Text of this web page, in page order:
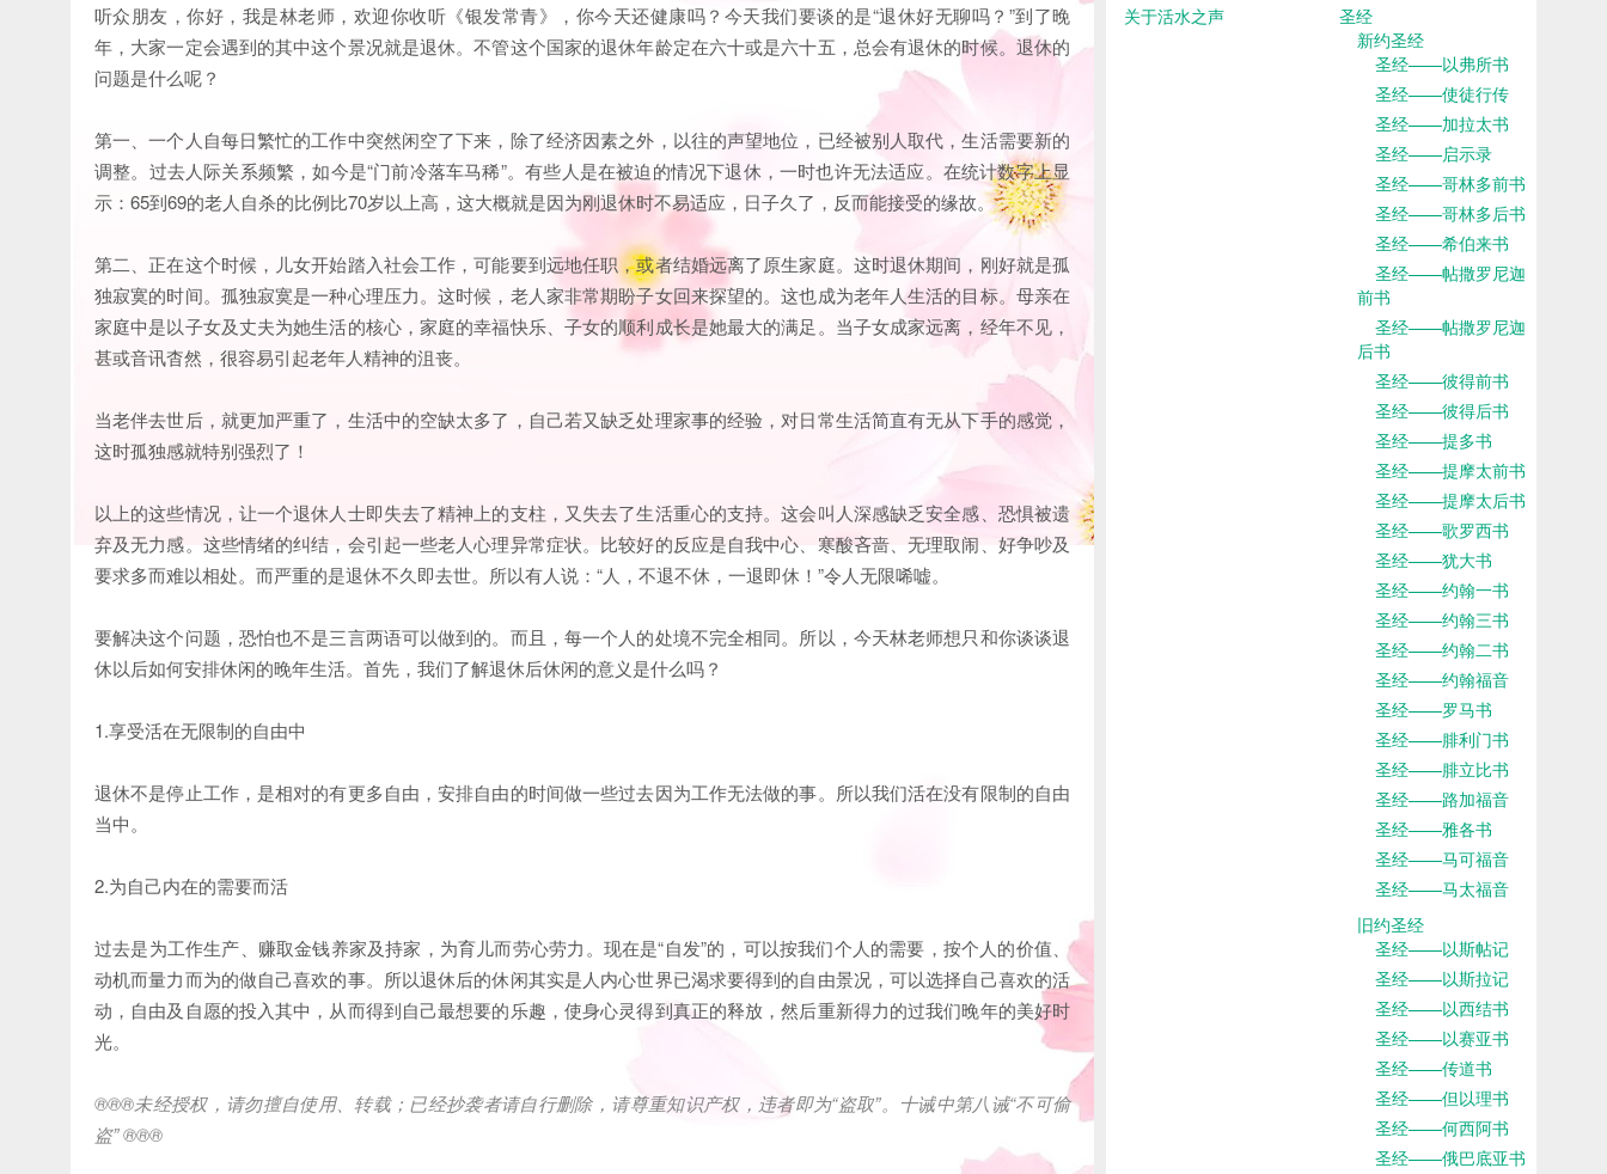
听众朋友，你好，我是林老师，欢迎你收听《银发常青》，你今天还健康吗？今天我们要谈的是“退休好无聊吗？”到了晚
年，大家一定会遇到的其中这个景况就是退休。不管这个国家的退休年龄定在六十或是六十五，总会有退休的时候。退休的
问题是什么呢？
第一、一个人自每日繁忙的工作中突然闲空了下来，除了经济因素之外，以往的声望地位，已经被别人取代，生活需要新的
调整。过去人际关系频繁，如今是“门前冷落车马稀”。有些人是在被迫的情况下退休，一时也许无法适应。在统计数字上显
示：65到69的老人自杀的比例比70岁以上高，这大概就是因为刚退休时不易适应，日子久了，反而能接受的缘故。
第二、正在这个时候，儿女开始踏入社会工作，可能要到远地任职，或者结婚远离了原生家庭。这时退休期间，刚好就是孤
独寂寞的时间。孤独寂寞是一种心理压力。这时候，老人家非常期盼子女回来探望的。这也成为老年人生活的目标。母亲在
家庭中是以子女及丈夫为她生活的核心，家庭的幸福快乐、子女的顺利成长是她最大的满足。当子女成家远离，经年不见，
甚或音讯杳然，很容易引起老年人精神的沮丧。
当老伴去世后，就更加严重了，生活中的空缺太多了，自己若又缺乏处理家事的经验，对日常生活简直有无从下手的感觉，
这时孤独感就特别强烈了！
以上的这些情况，让一个退休人士即失去了精神上的支柱，又失去了生活重心的支持。这会叫人深感缺乏安全感、恐惧被遗
弃及无力感。这些情绪的纠结，会引起一些老人心理异常症状。比较好的反应是自我中心、寒酸吝啬、无理取闹、好争吵及
要求多而难以相处。而严重的是退休不久即去世。所以有人说：“人，不退不休，一退即休！”令人无限唏嘘。
要解决这个问题，恐怕也不是三言两语可以做到的。而且，每一个人的处境不完全相同。所以，今天林老师想只和你谈谈退
休以后如何安排休闲的晚年生活。首先，我们了解退休后休闲的意义是什么吗？
1.享受活在无限制的自由中
退休不是停止工作，是相对的有更多自由，安排自由的时间做一些过去因为工作无法做的事。所以我们活在没有限制的自由
当中。
2.为自己内在的需要而活
过去是为工作生产、赚取金钱养家及持家，为育儿而劳心劳力。现在是“自发”的，可以按我们个人的需要，按个人的价值、
动机而量力而为的做自己喜欢的事。所以退休后的休闲其实是人内心世界已渴求要得到的自由景况，可以选择自己喜欢的活
动，自由及自愿的投入其中，从而得到自己最想要的乐趣，使身心灵得到真正的释放，然后重新得力的过我们晚年的美好时
光。
®®®未经授权，请勿擅自使用、转载；已经抄袭者请自行删除，请尊重知识产权，违者即为“盗取”。十诫中第八诫“不可偷
盗” ®®®
关于活水之声
圣经
新约圣经
圣经——以弗所书
圣经——使徒行传
圣经——加拉太书
圣经——启示录
圣经——哥林多前书
圣经——哥林多后书
圣经——希伯来书
圣经——帖撒罗尼迦
前书
圣经——帖撒罗尼迦
后书
圣经——彼得前书
圣经——彼得后书
圣经——提多书
圣经——提摩太前书
圣经——提摩太后书
圣经——歌罗西书
圣经——犹大书
圣经——约翰一书
圣经——约翰三书
圣经——约翰二书
圣经——约翰福音
圣经——罗马书
圣经——腓利门书
圣经——腓立比书
圣经——路加福音
圣经——雅各书
圣经——马可福音
圣经——马太福音
旧约圣经
圣经——以斯帖记
圣经——以斯拉记
圣经——以西结书
圣经——以赛亚书
圣经——传道书
圣经——但以理书
圣经——何西阿书
圣经——俄巴底亚书